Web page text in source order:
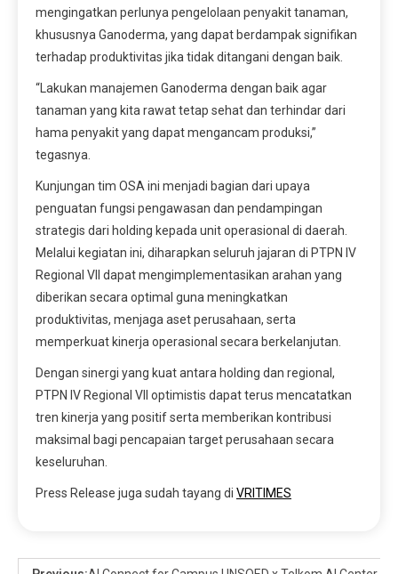
mengingatkan perlunya pengelolaan penyakit tanaman,
khususnya Ganoderma, yang dapat berdampak signifikan
terhadap produktivitas jika tidak ditangani dengan baik.
“Lakukan manajemen Ganoderma dengan baik agar
tanaman yang kita rawat tetap sehat dan terhindar dari
hama penyakit yang dapat mengancam produksi,”
tegasnya.
Kunjungan tim OSA ini menjadi bagian dari upaya
penguatan fungsi pengawasan dan pendampingan
strategis dari holding kepada unit operasional di daerah.
Melalui kegiatan ini, diharapkan seluruh jajaran di PTPN IV
Regional VII dapat mengimplementasikan arahan yang
diberikan secara optimal guna meningkatkan
produktivitas, menjaga aset perusahaan, serta
memperkuat kinerja operasional secara berkelanjutan.
Dengan sinergi yang kuat antara holding dan regional,
PTPN IV Regional VII optimistis dapat terus mencatatkan
tren kinerja yang positif serta memberikan kontribusi
maksimal bagi pencapaian target perusahaan secara
keseluruhan.
Press Release juga sudah tayang di VRITIMES